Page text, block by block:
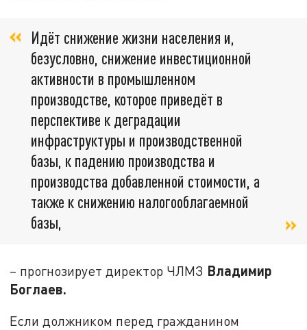
Идёт снижение жизни населения и,
безусловно, снижение инвестиционной
активности в промышленном
производстве, которое приведёт в
перспективе к деградации
инфраструктуры и производственной
базы, к падению производства и
производства добавленной стоимости, а
также к снижению налогооблагаемной
базы,
– прогнозирует директор ЧЛМЗ Владимир
Боглаев.
Если должником перед гражданином